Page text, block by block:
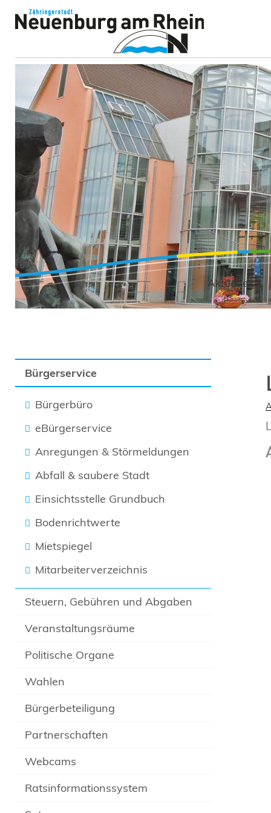
Aktuelles
Bürgerservice
Bürgerbüro
eBürgerservice
Anregungen & Störmeldungen
Abfall & saubere Stadt
Einsichtsstelle Grundbuch
Bodenrichtwerte
Mietspiegel
Mitarbeiterverzeichnis
Steuern, Gebühren und Abgaben
Veranstaltungsräume
Politische Organe
Wahlen
Bürgerbeteiligung
Partnerschaften
Webcams
Ratsinformationssystem